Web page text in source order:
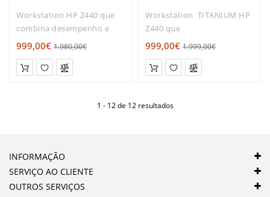
Workstation HP Z440 que
combina desempenho e
robustez.Com o tamanho
apartamentos modernos, o
999,00€ 1.980,00€
Workstation TITANIUM HP
Z440 que
combina desempenho e
ideal para os escritórios e
é extremamente..
999,00€ 1.999,00€
1 - 12 de 12 resultados
INFORMAÇÃO
SERVIÇO AO CLIENTE
OUTROS SERVIÇOS